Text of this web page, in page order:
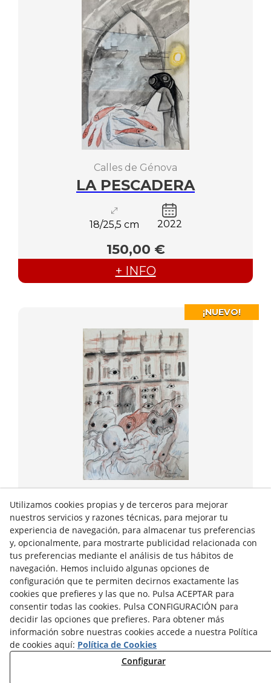
LA PESCADERA
18/25,5 cm 2022
Calles de Génova
150,00 €
+ INFO
¡NUEVO!
ENTRE VENTANAS
18/25,5 cm 2022
150,00 €
+ INFO
Política de Privacidad Aviso Legal
Utilizamos cookies propias y de terceros para mejorar
nuestros servicios y razones técnicas, para mejorar tu
experiencia de navegación, para almacenar tus preferencias
y, opcionalmente, para mostrarte publicidad relacionada con
tus preferencias mediante el análisis de tus hábitos de
navegación. Hemos incluido algunas opciones de
configuración que te permiten decirnos exactamente las
cookies que prefieres y las que no. Pulsa ACEPTAR para
consentir todas las cookies. Pulsa CONFIGURACIÓN para
decidir las opciones que prefieres. Para obtener más
información sobre nuestras cookies accede a nuestra Política
de cookies aquí: Política de Cookies
Configurar